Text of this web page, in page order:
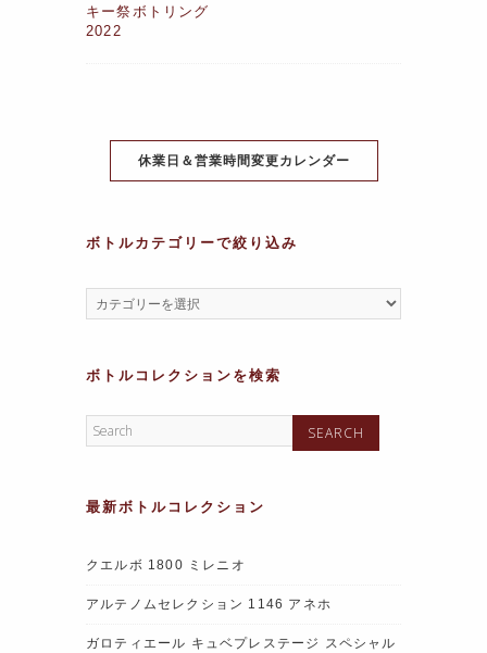
k
キー祭ボトリング
2022
休業日＆営業時間変更カレンダー
ボトルカテゴリーで絞り込み
ボトルコレクションを検索
最新ボトルコレクション
クエルボ 1800 ミレニオ
アルテノムセレクション 1146 アネホ
ガロティエール キュベプレステージ スペシャル